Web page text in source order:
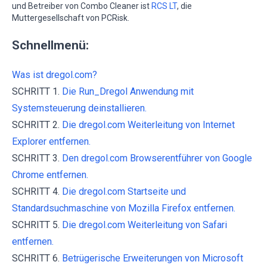
und Betreiber von Combo Cleaner ist RCS LT, die
Muttergesellschaft von PCRisk.
Schnellmenü:
Was ist dregol.com?
SCHRITT 1. Die Run_Dregol Anwendung mit
Systemsteuerung deinstallieren.
SCHRITT 2. Die dregol.com Weiterleitung von Internet
Explorer entfernen.
SCHRITT 3. Den dregol.com Browserentführer von Google
Chrome entfernen.
SCHRITT 4. Die dregol.com Startseite und
Standardsuchmaschine von Mozilla Firefox entfernen.
SCHRITT 5. Die dregol.com Weiterleitung von Safari
entfernen.
SCHRITT 6. Betrügerische Erweiterungen von Microsoft